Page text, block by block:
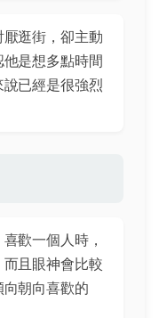
逛街，卻主動
是想多點時間
已經是很強烈
歡一個人時，
且眼神會比較
朝向喜歡的